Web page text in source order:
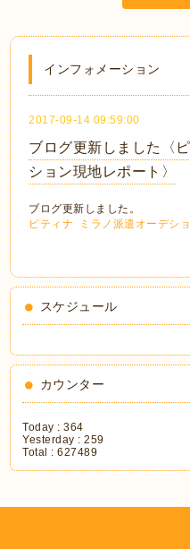
インフォメーション
2017-09-14 09:59:00
ブログ更新しました〈
ション現地レポート〉
ブログ更新しました。
ピティナ ミラノ派遣オーデシ
スケジュール
カウンター
Today :364
Yesterday :259
Total :627489